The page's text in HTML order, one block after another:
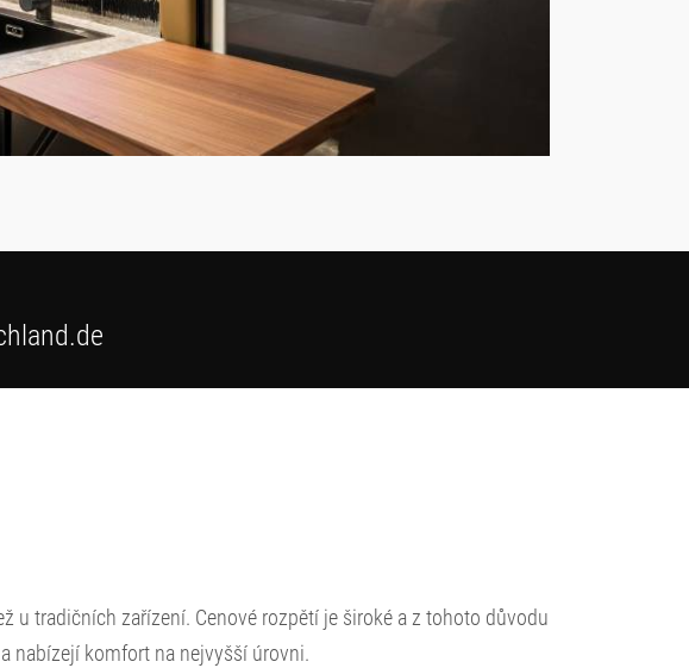
u tradičních zařízení. Cenové rozpětí je široké a z tohoto důvodu
nabízejí komfort na nejvyšší úrovni.